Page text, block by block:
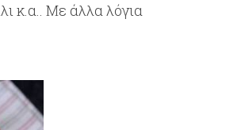
κ.α.. Με άλλα λόγια